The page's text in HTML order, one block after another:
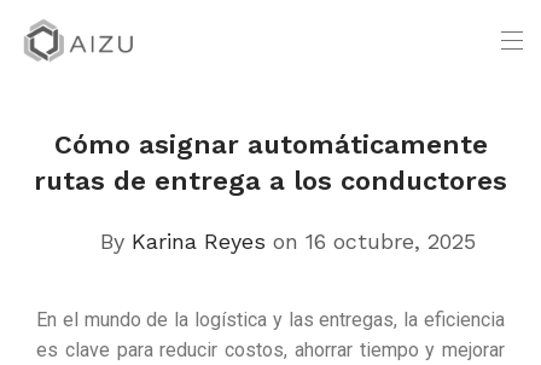
Cómo asignar automáticamente
rutas de entrega a los conductores
By Karina Reyes on 16 octubre, 2025
En el mundo de la logística y las entregas, la eficiencia
es clave para reducir costos, ahorrar tiempo y mejorar